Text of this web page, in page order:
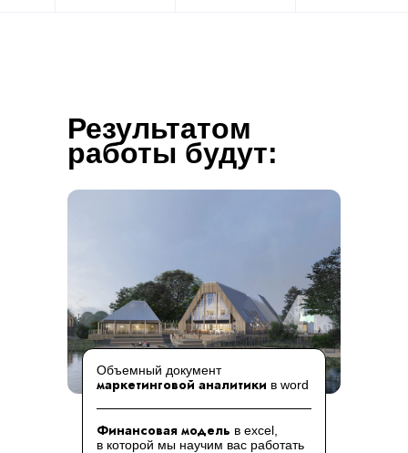
Объемный документ
маркетинговой аналитики в word
Финансовая модель в excel,
в которой мы научим вас работать
Результатом
работы будут: